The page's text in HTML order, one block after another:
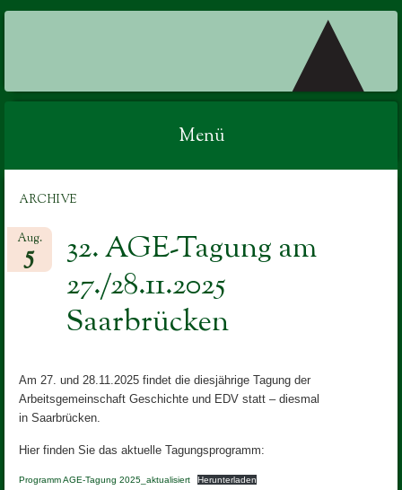
Menü
Inhalt
ARCHIVE
32. AGE-Tagung am
27./28.11.2025
Saarbrücken
Aug.
5
Am 27. und 28.11.2025 findet die diesjährige Tagung der
Arbeitsgemeinschaft Geschichte und EDV statt – diesmal
in Saarbrücken.
Hier finden Sie das aktuelle Tagungsprogramm:
Programm AGE-Tagung 2025_aktualisiert Herunterladen